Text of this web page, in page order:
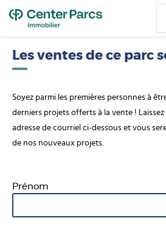
Les ventes de ce parc
Soyez parmi les premières personnes à
derniers projets offerts à la vente !
adresse de courriel ci-dessous et vous
de nos nouveaux projets.
Prénom